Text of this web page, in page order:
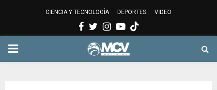
CIENCIA Y TECNOLOGÍA DEPORTES VIDEO
Facebook
Twitter
Instagram
Youtube
PRIMARY